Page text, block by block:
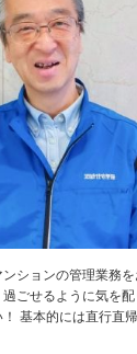
ションの管理業務
ごせるように気を
！ 基本的には直行直